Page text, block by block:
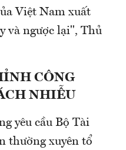
Việt Nam xuất
và ngược lại", Thủ
CÔNG
NHIỄU
yêu cầu Bộ Tài
thường xuyên tổ